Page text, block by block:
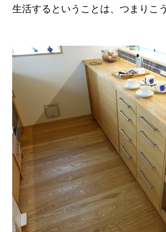
生活するということは、つまりこ